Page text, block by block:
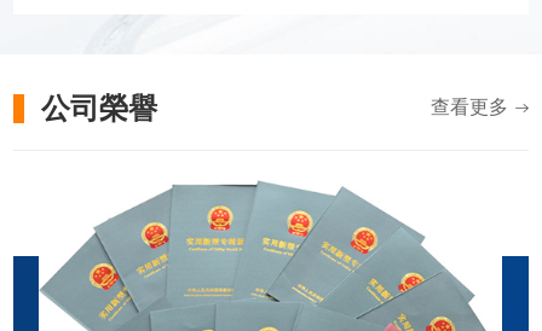
公司榮譽 查看更多